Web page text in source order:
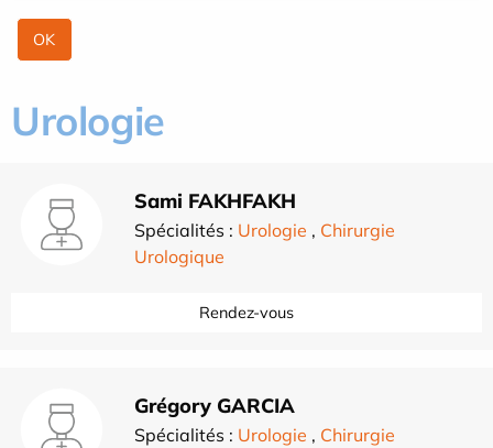
Urologie
Sami FAKHFAKH
Spécialités : Urologie , Chirurgie
Urologique
Rendez-vous
Grégory GARCIA
Spécialités : Urologie , Chirurgie